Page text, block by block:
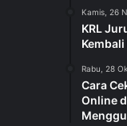
Kamis, 26
KRL
Rabu, 28
Cara
Online